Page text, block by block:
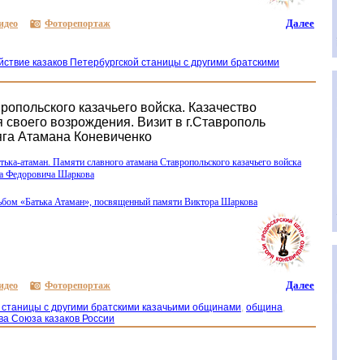
Далее
Фоторепортаж
казаков Петербургской станицы с другими братскими
казачьего войска. Казачество
возрождения. Визит в г.Ставрополь
Атамана Коневиченко
атаман. Памяти славного атамана Ставропольского казачьего войска
Федоровича Шаркова
«Батька Атаман», посвященный памяти Виктора Шаркова
Далее
Фоторепортаж
с другими братскими казачьими общинами, община,
Союза казаков России